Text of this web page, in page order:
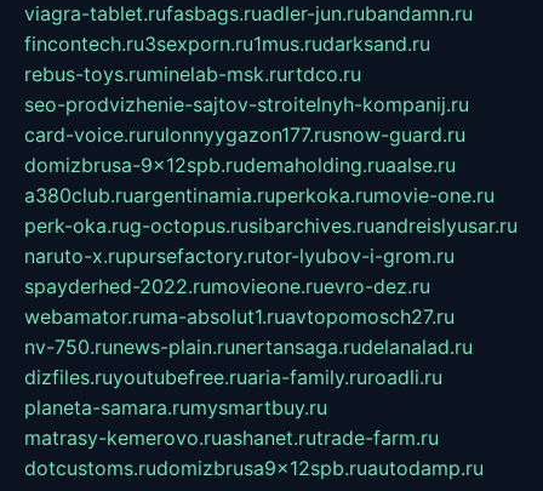
viagra-tablet.rufasbags.ruadler-jun.rubandamn.ru
fincontech.ru3sexporn.ru1mus.rudarksand.ru
rebus-toys.ruminelab-msk.rurtdco.ru
seo-prodvizhenie-sajtov-stroitelnyh-kompanij.ru
card-voice.rurulonnyygazon177.rusnow-guard.ru
domizbrusa-9x12spb.rudemaholding.ruaalse.ru
a380club.ruargentinamia.ruperkoka.rumovie-one.ru
perk-oka.rug-octopus.rusibarchives.ruandreislyusar.ru
naruto-x.rupursefactory.rutor-lyubov-i-grom.ru
spayderhed-2022.rumovieone.ruevro-dez.ru
webamator.ruma-absolut1.ruavtopomosch27.ru
nv-750.runews-plain.runertansaga.rudelanalad.ru
dizfiles.ruyoutubefree.ruaria-family.ruroadli.ru
planeta-samara.rumysmartbuy.ru
matrasy-kemerovo.ruashanet.rutrade-farm.ru
dotcustoms.rudomizbrusa9x12spb.ruautodamp.ru